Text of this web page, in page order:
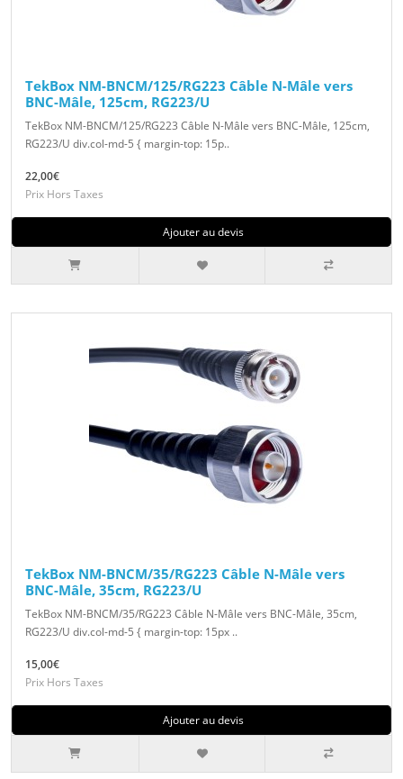
TekBox NM-BNCM/125/RG223 Câble N-Mâle vers
BNC-Mâle, 125cm, RG223/U
TekBox NM-BNCM/125/RG223 Câble N-Mâle vers BNC-Mâle, 125cm,
RG223/U div.col-md-5 { margin-top: 15p..
22,00€
Prix Hors Taxes
Ajouter au devis
TekBox NM-BNCM/35/RG223 Câble N-Mâle vers
BNC-Mâle, 35cm, RG223/U
TekBox NM-BNCM/35/RG223 Câble N-Mâle vers BNC-Mâle, 35cm,
RG223/U div.col-md-5 { margin-top: 15px ..
15,00€
Prix Hors Taxes
Ajouter au devis